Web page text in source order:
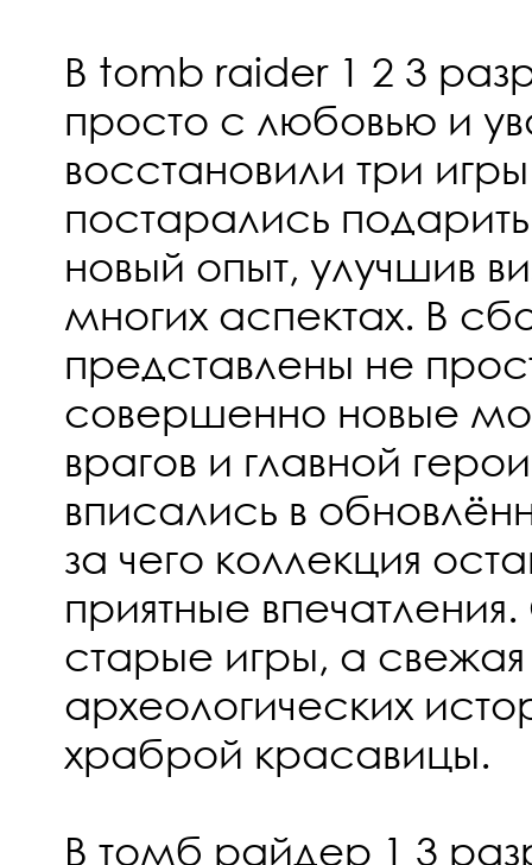
В tomb raider 1 2 3
просто с любовью и
восстановили три
постарались
новый опыт, улучшив
многих аспектах. В
представлены не
совершенно новые
врагов и главной
вписались в
за чего коллекция
приятные
старые игры, а
археологических
храброй красавицы.
В томб райдер 1 3